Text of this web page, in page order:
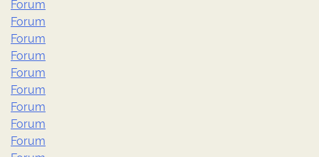
Forum
Forum
Forum
Forum
Forum
Forum
Forum
Forum
Forum